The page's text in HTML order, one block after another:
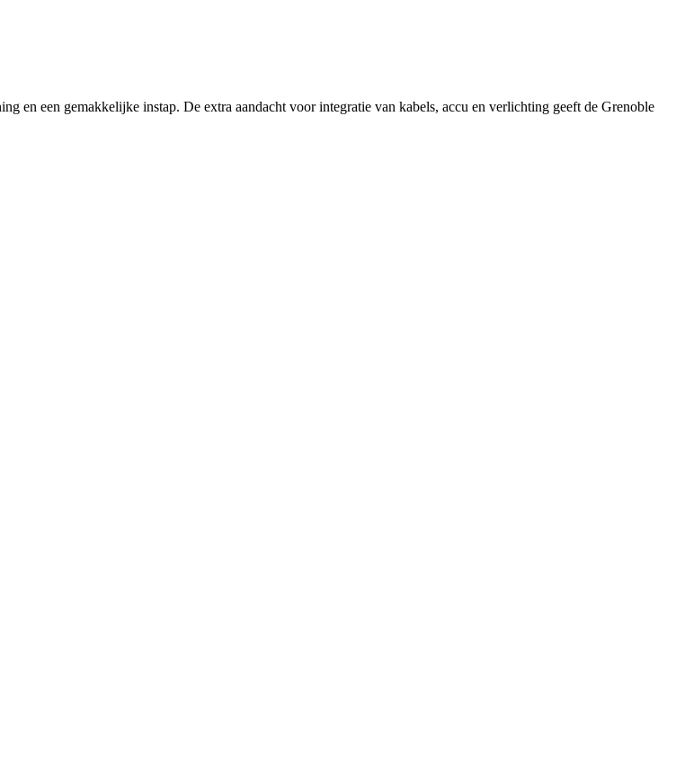
en een gemakkelijke instap. De extra aandacht voor integratie van kabels, accu en verlichting geeft de Grenoble